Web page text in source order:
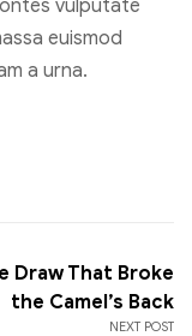
vulputate
euismod
a urna.
NEXT POST
Draw That Broke
the Camel’s Back